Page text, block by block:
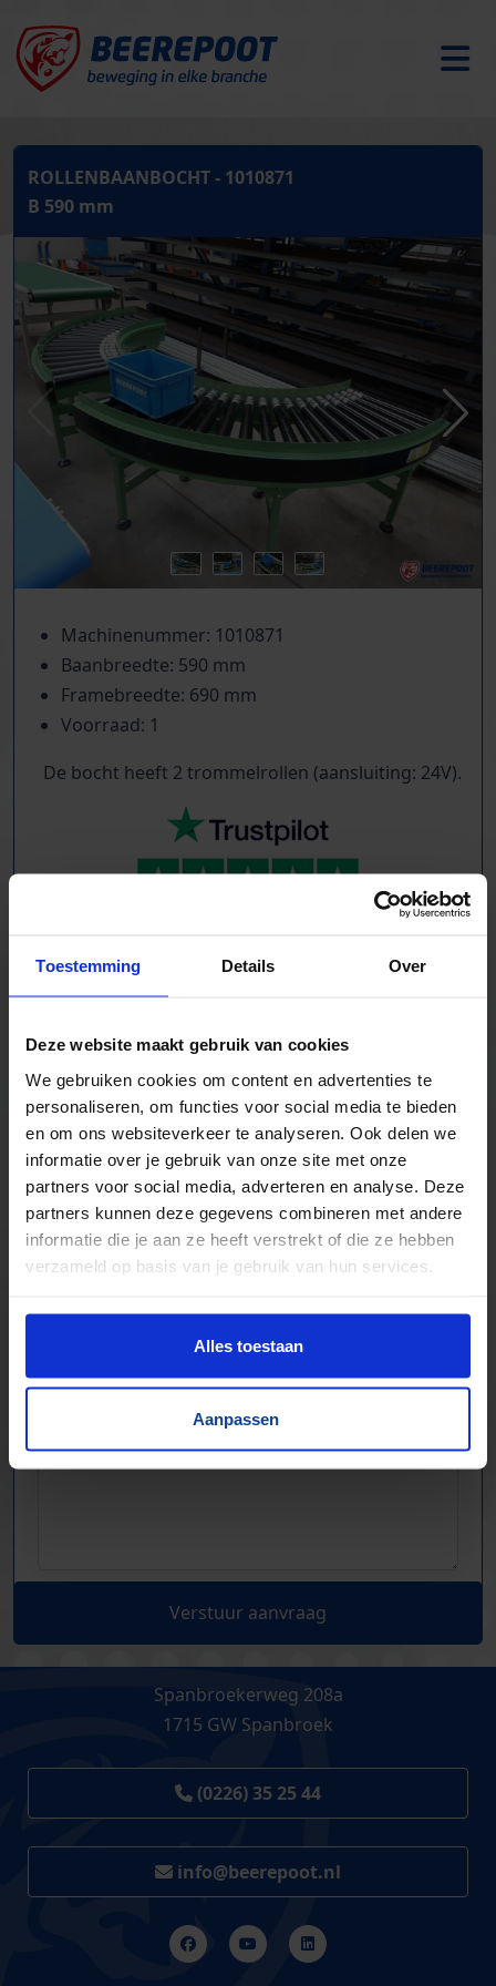
Toestemming Details Over
Deze website maakt gebruik van cookies
We gebruiken cookies om content en advertenties te
personaliseren, om functies voor social media te bieden
en om ons websiteverkeer te analyseren. Ook delen we
informatie over je gebruik van onze site met onze
partners voor social media, adverteren en analyse. Deze
partners kunnen deze gegevens combineren met andere
informatie die je aan ze heeft verstrekt of die ze hebben
verzameld op basis van je gebruik van hun services.
Alles toestaan
Aanpassen
ROLLENBAANBOCHT - 1010871
B 590 mm
Machinenummer: 1010871
Baanbreedte: 590 mm
Framebreedte: 690 mm
Voorraad: 1
De bocht heeft 2 trommelrollen (aansluiting: 24V).
Kilometers rollenbaan uit voorraad leverbaar
Zwaartekracht en aangedreven
Nieuw & gebruikt
Voor talloze toepassingen
Pakjes, doosjes, kratjes, pallets…
Verstuur aanvraag
Spanbroekerweg 208a
1715 GW Spanbroek
(0226) 35 25 44
info@beerepoot.nl